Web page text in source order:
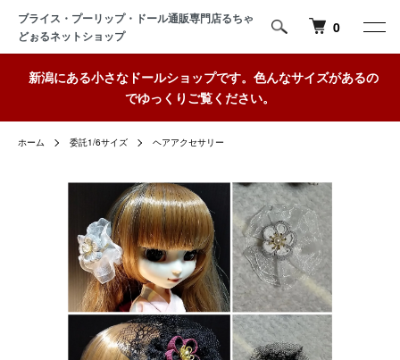
ブライス・プーリップ・ドール通販専門店るちゃ
どぉるネットショップ
0
新潟にある小さなドールショップです。色んなサイズがあるの
でゆっくりご覧ください。
ホーム 委託1/6サイズ ヘアアクセサリー